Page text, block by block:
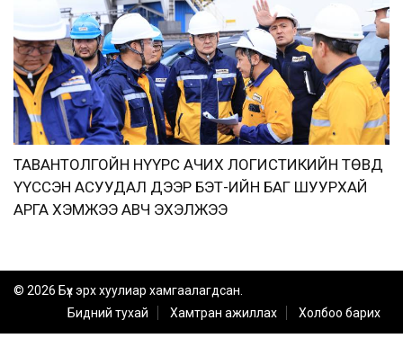
ТАВАНТОЛГОЙН НҮҮРС АЧИХ ЛОГИСТИКИЙН ТӨВД
ҮҮССЭН АСУУДАЛ ДЭЭР БЭТ-ИЙН БАГ ШУУРХАЙ
АРГА ХЭМЖЭЭ АВЧ ЭХЭЛЖЭЭ
© 2026 Бүх эрх хуулиар хамгаалагдсан.
Бидний тухай
Хамтран ажиллах Холбоо барих